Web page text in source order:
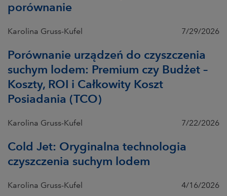
porównanie
Karolina Gruss-Kufel 7/29/2026
Porównanie urządzeń do czyszczenia
suchym lodem: Premium czy Budżet –
Koszty, ROI i Całkowity Koszt
Posiadania (TCO)
Karolina Gruss-Kufel 7/22/2026
Cold Jet: Oryginalna technologia
czyszczenia suchym lodem
Karolina Gruss-Kufel 4/16/2026